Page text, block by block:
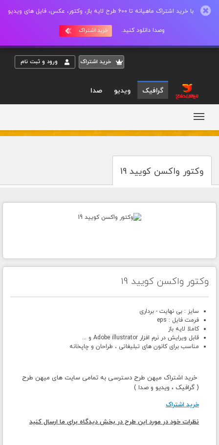
با خرید اشتراک ماهیانه تا 600 طرح لایه باز، وکتور، عکس، فایل های ویدیو
وصدا دانلود کنید. خرید اشتراک
خريد اشتراک ورود و ثبت نام
گرافیک ویدیو صدا
وکتور واکسن کویید 19
وکتور واکسن کویید 19
سایز : بی نهایت - برداری
فرمت فایل : eps
کاملا لایه باز
قابل ویرایش در نرم افزار Adobe illustrator و ...
مناسب برای کانون های تبلیغاتی ، طراحان و چاپخانه
خرید اشتراک میهن طرح دسترسی به تمامی سایت های میهن طرح
( گرافیک ، ویدیو و صدا )
خرید اشتراک
نظرات خود در مورد این طرح در بخش دیدگاه برای ما ارسال کنید